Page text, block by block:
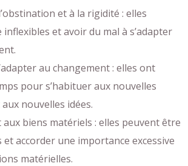
et à la rigidité : elles
et avoir du mal à s’adapter
au changement : elles ont
pour s’habituer aux nouvelles
nouvelles idées.
biens matériels : elles peuvent être
accorder une importance excessive
matérielles.